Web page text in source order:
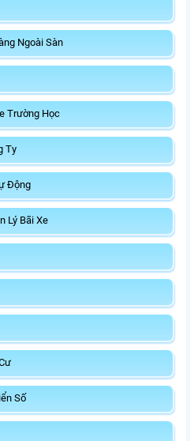
Ngoài Sàn
Trường Học
Ty
Động
Lý Bãi Xe
Số